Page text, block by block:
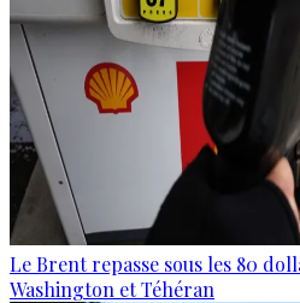
Le Brent repasse sous les 80
Washington et Téhéran